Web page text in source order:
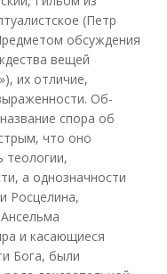
(Петр
обсуждения
вещей
их отличие,
Об-
спора об
что оно
теологии,
а однозначности
Росцелина,
и касающиеся
Бога, были